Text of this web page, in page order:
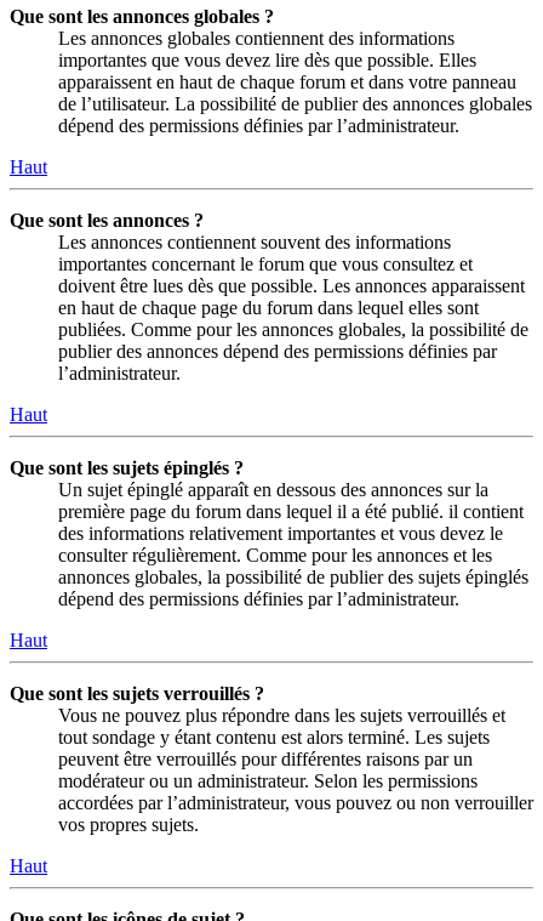
Que sont les annonces globales ?
Les annonces globales contiennent des informations
importantes que vous devez lire dès que possible. Elles
apparaissent en haut de chaque forum et dans votre panneau
de l’utilisateur. La possibilité de publier des annonces globales
dépend des permissions définies par l’administrateur.
Haut
Que sont les annonces ?
Les annonces contiennent souvent des informations
importantes concernant le forum que vous consultez et
doivent être lues dès que possible. Les annonces apparaissent
en haut de chaque page du forum dans lequel elles sont
publiées. Comme pour les annonces globales, la possibilité de
publier des annonces dépend des permissions définies par
l’administrateur.
Haut
Que sont les sujets épinglés ?
Un sujet épinglé apparaît en dessous des annonces sur la
première page du forum dans lequel il a été publié. il contient
des informations relativement importantes et vous devez le
consulter régulièrement. Comme pour les annonces et les
annonces globales, la possibilité de publier des sujets épinglés
dépend des permissions définies par l’administrateur.
Haut
Que sont les sujets verrouillés ?
Vous ne pouvez plus répondre dans les sujets verrouillés et
tout sondage y étant contenu est alors terminé. Les sujets
peuvent être verrouillés pour différentes raisons par un
modérateur ou un administrateur. Selon les permissions
accordées par l’administrateur, vous pouvez ou non verrouiller
vos propres sujets.
Haut